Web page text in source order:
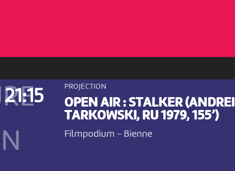
21:15 PROJECTION
OPEN AIR : STALKER (ANDREI
TARKOWSKI, RU 1979, 155’)
Filmpodium - Bienne